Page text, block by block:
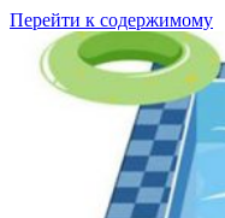
Перейти к содержимому